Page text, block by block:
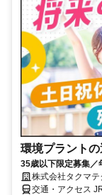
環境プラント
35歳以下限定募集／
株式会社タクマ
交通・アクセス